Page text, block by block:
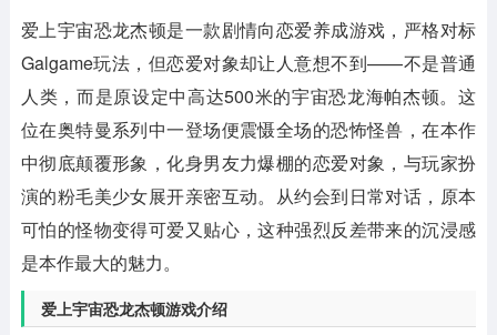
爱上宇宙恐龙杰顿是一款剧情向恋爱养成游戏，严格对标
Galgame玩法，但恋爱对象却让人意想不到——不是普通
人类，而是原设定中高达500米的宇宙恐龙海帕杰顿。这
位在奥特曼系列中一登场便震慑全场的恐怖怪兽，在本作
中彻底颠覆形象，化身男友力爆棚的恋爱对象，与玩家扮
演的粉毛美少女展开亲密互动。从约会到日常对话，原本
可怕的怪物变得可爱又贴心，这种强烈反差带来的沉浸感
是本作最大的魅力。
爱上宇宙恐龙杰顿游戏介绍